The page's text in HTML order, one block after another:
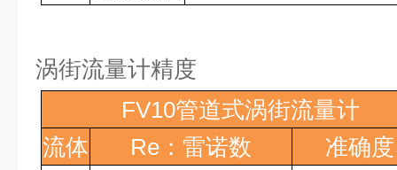
涡街流量计精度
FV10管道式涡街流量计
流体
Re ：雷诺数 准确度